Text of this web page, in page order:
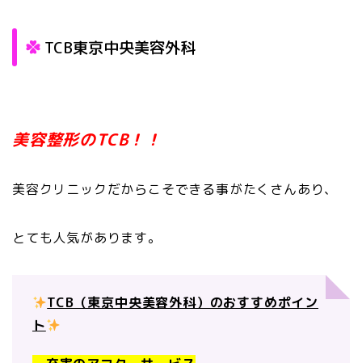
TCB東京中央美容外科
美容整形のTCB！！
美容クリニックだからこそできる事がたくさんあり、
とても人気があります。
TCB（東京中央美容外科）のおすすめポイン
ト